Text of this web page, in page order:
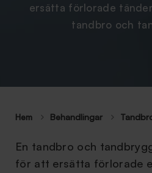
ersätta förlorade
tandbro och
Hem Behandlingar
En tandbro och
för att ersätta förlorade